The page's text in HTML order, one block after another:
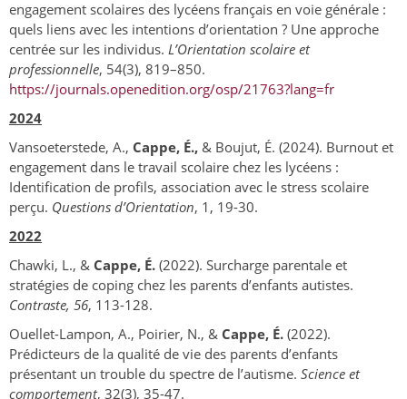
engagement scolaires des lycéens français en voie générale :
quels liens avec les intentions d’orientation ? Une approche
centrée sur les individus. L’Orientation scolaire et
professionnelle, 54(3), 819–850.
https://journals.openedition.org/osp/21763?lang=fr
2024
Vansoeterstede, A., Cappe, É., & Boujut, É. (2024). Burnout et
engagement dans le travail scolaire chez les lycéens :
Identification de profils, association avec le stress scolaire
perçu. Questions d’Orientation, 1, 19-30.
2022
Chawki, L., & Cappe, É. (2022). Surcharge parentale et
stratégies de coping chez les parents d’enfants autistes.
Contraste, 56, 113-128.
Ouellet-Lampon, A., Poirier, N., & Cappe, É. (2022).
Prédicteurs de la qualité de vie des parents d’enfants
présentant un trouble du spectre de l’autisme. Science et
comportement, 32(3), 35-47.